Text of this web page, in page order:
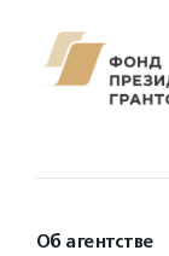
Об агентстве